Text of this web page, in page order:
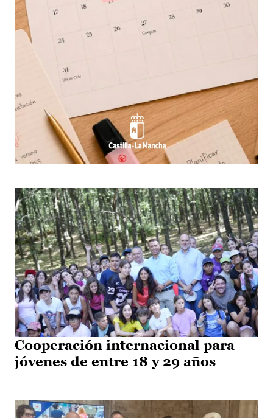
Cooperación internacional para
jóvenes de entre 18 y 29 años